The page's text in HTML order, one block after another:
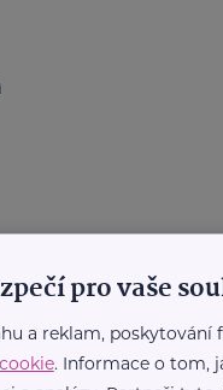
Bydlení, domácnost
Návykové látky
pro vaše
a reklam,
. Informace o tom,